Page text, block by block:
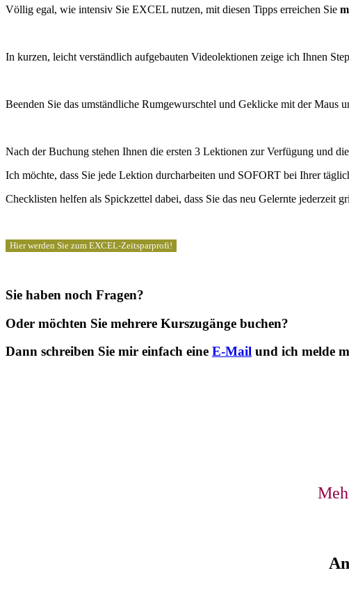
Völlig egal, wie intensiv Sie EXCEL nutzen, mit diesen Tipps erreichen Sie
In kurzen, leicht verständlich aufgebauten Videolektionen zeige ich Ihnen
Beenden Sie das umständliche Rumgewurschtel und Geklicke mit der
Nach der Buchung stehen Ihnen die ersten 3 Lektionen zur Verfügung und
Ich möchte, dass Sie jede Lektion durcharbeiten und SOFORT bei Ihrer
Checklisten helfen als Spickzettel dabei, dass Sie das neu Gelernte jederzeit
Hier werden Sie zum EXCEL-Zeitsparprofi!
Sie haben noch Fragen?
Oder möchten Sie mehrere Kurszugänge buchen?
Dann schreiben Sie mir einfach eine E-Mail und ich melde